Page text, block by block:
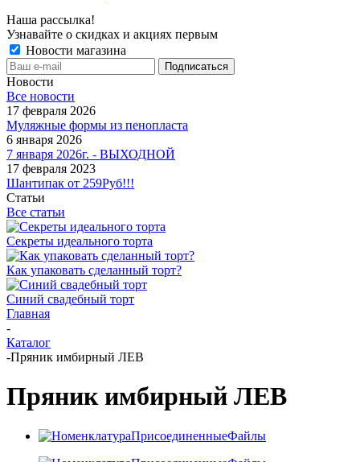
Наша рассылка!
Узнавайте о скидках и акциях первым
Новости магазина
Новости
Все новости
17 февраля 2026
Муляжные формы из пенопласта
6 января 2026
7 января 2026г. - ВЫХОДНОЙ
17 февраля 2023
Шантипак от 259Руб!!!
Статьи
Все статьи
Секреты идеального торта
Как упаковать сделанный торт?
Синий свадебный торт
Главная
-
Каталог
-Пряник имбирный ЛЕВ
Пряник имбирный ЛЕВ